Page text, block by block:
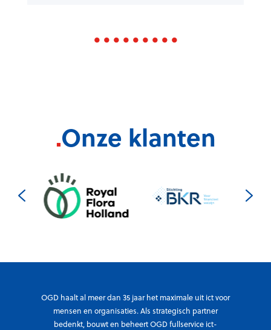
.Onze klanten
OGD haalt al meer dan 35 jaar het maximale uit ict voor
mensen en organisaties. Als strategisch partner
bedenkt, bouwt en beheert OGD fullservice ict-